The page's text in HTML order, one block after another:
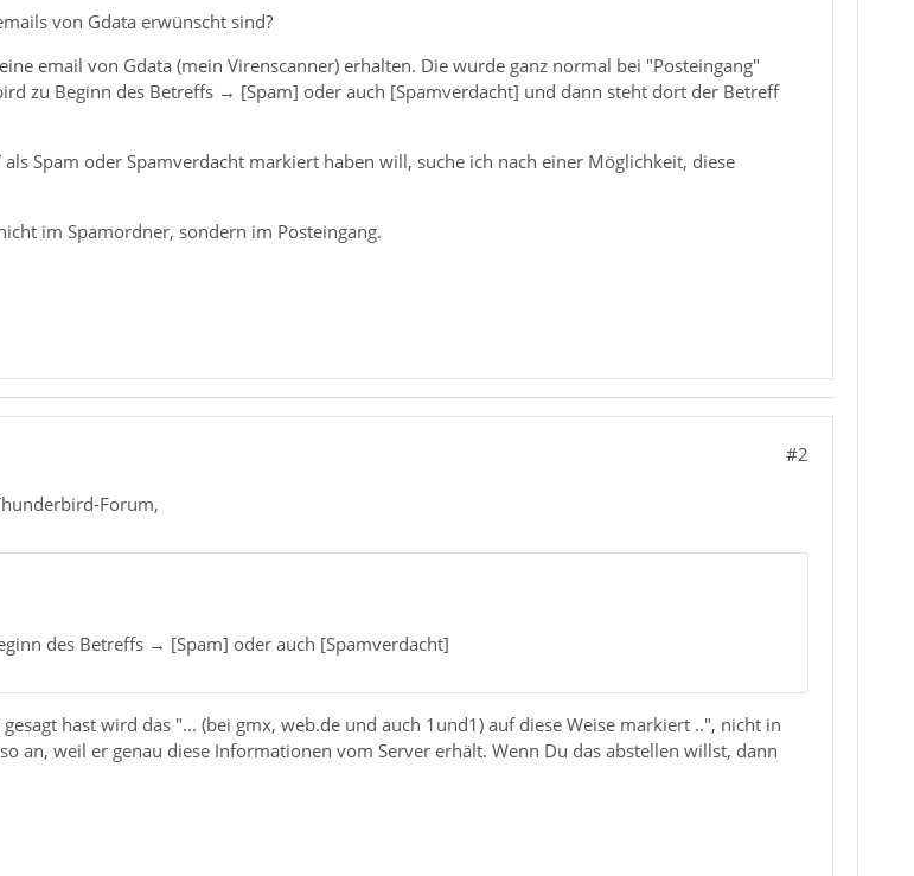
von Gdata erwünscht sind?
email von Gdata (mein Virenscanner) erhalten. Die wurde ganz normal bei "Posteingang"
zu Beginn des Betreffs → [Spam] oder auch [Spamverdacht] und dann steht dort der Betreff
als Spam oder Spamverdacht markiert haben will, suche ich nach einer Möglichkeit, diese
im Spamordner, sondern im Posteingang.
#2
Forum,
des Betreffs → [Spam] oder auch [Spamverdacht]
hast wird das "... (bei gmx, web.de und auch 1und1) auf diese Weise markiert ..", nicht in
an, weil er genau diese Informationen vom Server erhält. Wenn Du das abstellen willst, dann